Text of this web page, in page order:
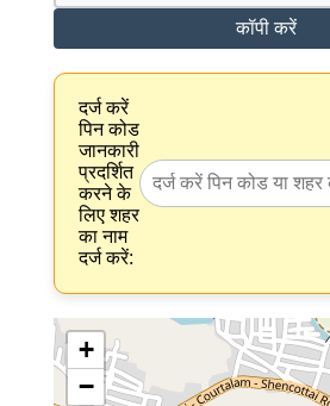
कॉपी करें
दर्ज करें
पिन कोड
जानकारी
प्रदर्शित
करने के
लिए शहर
का नाम
दर्ज करें:
+
−